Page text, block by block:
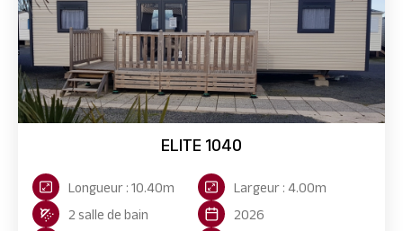
ELITE 1040
Longueur : 10.40m
Largeur : 4.00m
2 salle de bain
2026